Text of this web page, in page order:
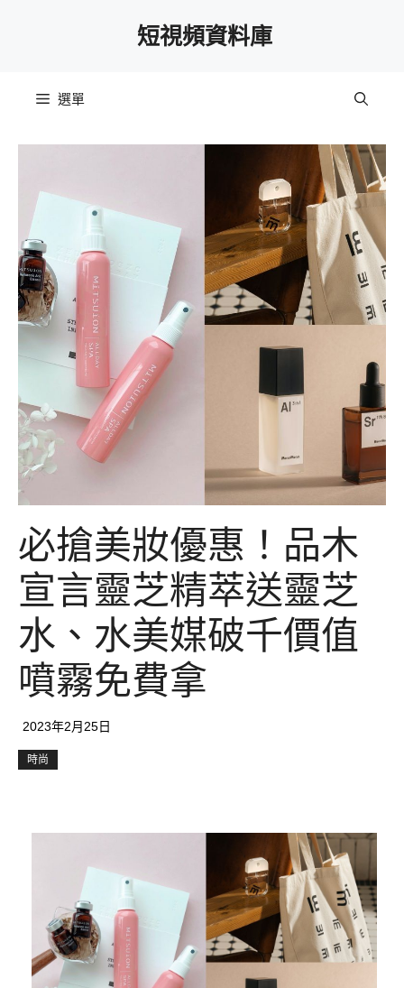
短視頻資料庫
選單
必搶美妝優惠！品木
宣言靈芝精萃送靈芝
水、水美媒破千價值
噴霧免費拿
2023年2月25日
時尚